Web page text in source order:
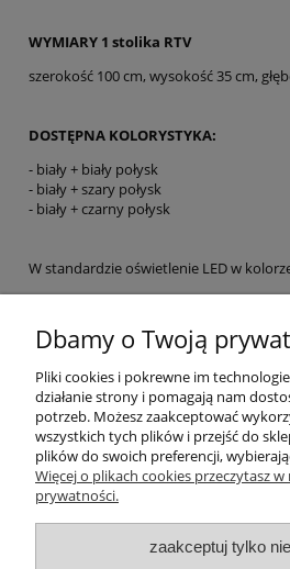
WYMIARY 1 stolika RTV
szerokość 100 cm, wysokość 35 cm,
DOSTĘPNA KOLORYSTYKA:
- biały + biały połysk
- biały + szary połysk
- biały + czarny połysk
W standardzie oświetlenie LED w
MOŻLIWOŚĆ ZAKUPU
Pomoc
Moje konto
Dbamy o Twoją
Pliki cookies i pokrewne im
działanie strony i pomagają nam
potrzeb. Możesz zaakceptować
wszystkich tych plików i przejść do
plików do swoich preferencji,
Więcej o plikach cookies przeczytasz w
prywatności.
zaakceptuj tylko